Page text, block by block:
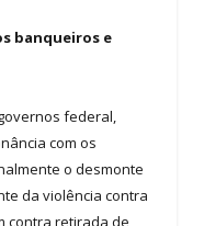
banqueiros e
federal,
com os
o desmonte
da violência contra
contra retirada de